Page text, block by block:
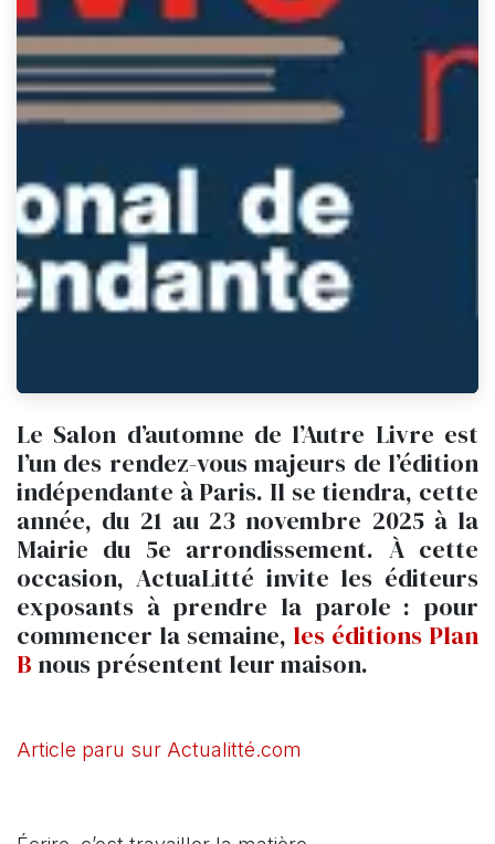
Le Salon d’automne de l’Autre Livre est
l’un des rendez-vous majeurs de l’édition
indépendante à Paris. Il se tiendra, cette
année, du 21 au 23 novembre 2025 à la
Mairie du 5e arrondissement. À cette
occasion, ActuaLitté invite les éditeurs
exposants à prendre la parole : pour
commencer la semaine, les éditions Plan
B nous présentent leur maison.
Article paru sur Actualitté.com